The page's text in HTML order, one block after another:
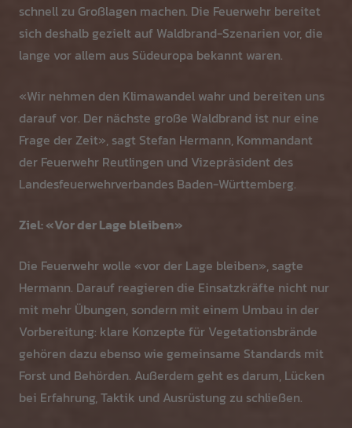
schnell zu Großlagen machen. Die Feuerwehr bereitet
sich deshalb gezielt auf Waldbrand-Szenarien vor, die
lange vor allem aus Südeuropa bekannt waren.
«Wir nehmen den Klimawandel wahr und bereiten uns
darauf vor. Der nächste große Waldbrand ist nur eine
Frage der Zeit», sagt Stefan Hermann, Kommandant
der Feuerwehr Reutlingen und Vizepräsident des
Landesfeuerwehrverbandes Baden-Württemberg.
Ziel: «Vor der Lage bleiben»
Die Feuerwehr wolle «vor der Lage bleiben», sagte
Hermann. Darauf reagieren die Einsatzkräfte nicht nur
mit mehr Übungen, sondern mit einem Umbau in der
Vorbereitung: klare Konzepte für Vegetationsbrände
gehören dazu ebenso wie gemeinsame Standards mit
Forst und Behörden. Außerdem geht es darum, Lücken
bei Erfahrung, Taktik und Ausrüstung zu schließen.